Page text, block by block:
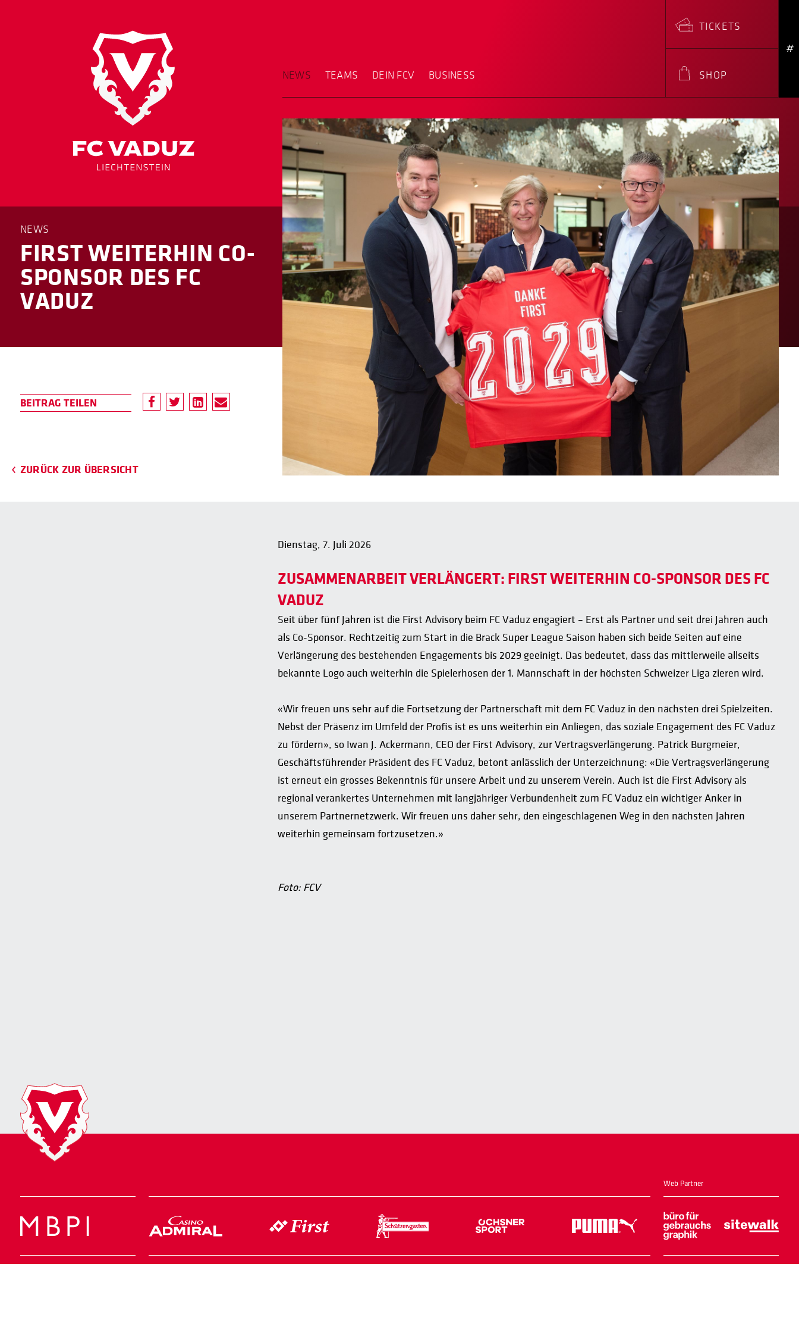
NEWS TEAMS DEIN FCV BUSINESS
TICKETS
SHOP
#
NEWS
FIRST WEITERHIN CO-
SPONSOR DES FC
VADUZ
ZURÜCK ZUR ÜBERSICHT
Dienstag, 7. Juli 2026
ZUSAMMENARBEIT VERLÄNGERT: FIRST WEITERHIN CO-SPONSOR DES FC
VADUZ
Seit über fünf Jahren ist die First Advisory beim FC Vaduz engagiert – Erst als Partner und seit drei Jahren auch
als Co-Sponsor. Rechtzeitig zum Start in die Brack Super League Saison haben sich beide Seiten auf eine
Verlängerung des bestehenden Engagements bis 2029 geeinigt. Das bedeutet, dass das mittlerweile allseits
bekannte Logo auch weiterhin die Spielerhosen der 1. Mannschaft in der höchsten Schweizer Liga zieren wird.
«Wir freuen uns sehr auf die Fortsetzung der Partnerschaft mit dem FC Vaduz in den nächsten drei Spielzeiten.
Nebst der Präsenz im Umfeld der Profis ist es uns weiterhin ein Anliegen, das soziale Engagement des FC Vaduz
zu fördern», so Iwan J. Ackermann, CEO der First Advisory, zur Vertragsverlängerung. Patrick Burgmeier,
Geschäftsführender Präsident des FC Vaduz, betont anlässlich der Unterzeichnung: «Die Vertragsverlängerung
ist erneut ein grosses Bekenntnis für unsere Arbeit und zu unserem Verein. Auch ist die First Advisory als
regional verankertes Unternehmen mit langjähriger Verbundenheit zum FC Vaduz ein wichtiger Anker in
unserem Partnernetzwerk. Wir freuen uns daher sehr, den eingeschlagenen Weg in den nächsten Jahren
weiterhin gemeinsam fortzusetzen.»
Foto: FCV
Web Partner